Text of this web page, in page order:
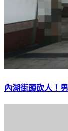
內湖街頭砍人！